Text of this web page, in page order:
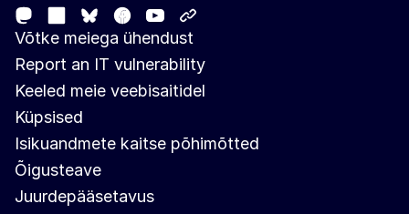
MastodonLinkedIn
Bluesky
Facebook
Youtube
Võtke meiega ühendust
Report an IT vulnerability
Keeled meie veebisaitidel
Küpsised
Isikuandmete kaitse põhimõtted
Õigusteave
Juurdepääsetavus